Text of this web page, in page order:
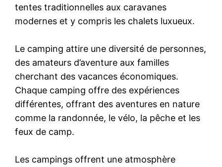
tentes traditionnelles aux caravanes
modernes et y compris les chalets luxueux.
Le camping attire une diversité de personnes,
des amateurs d’aventure aux familles
cherchant des vacances économiques.
Chaque camping offre des expériences
différentes, offrant des aventures en nature
comme la randonnée, le vélo, la pêche et les
feux de camp.
Les campings offrent une atmosphère